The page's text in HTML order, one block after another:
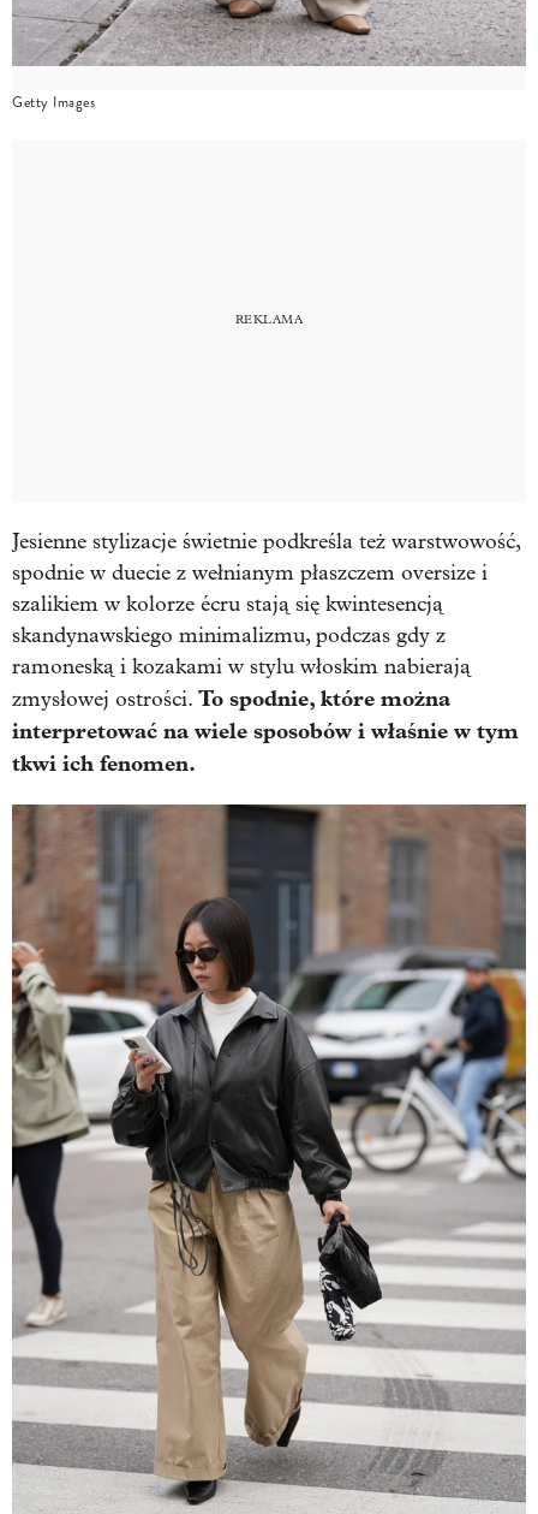
Getty Images
Jesienne stylizacje świetnie podkreśla też warstwowość,
spodnie w duecie z wełnianym płaszczem oversize i
szalikiem w kolorze écru stają się kwintesencją
skandynawskiego minimalizmu, podczas gdy z
ramoneską i kozakami w stylu włoskim nabierają
zmysłowej ostrości. To spodnie, które można
interpretować na wiele sposobów i właśnie w tym
tkwi ich fenomen.